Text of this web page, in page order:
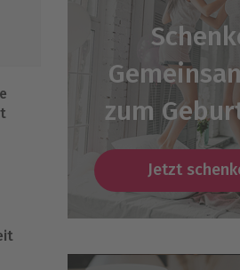
zum
Jetzt